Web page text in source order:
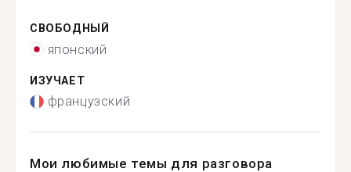
СВОБОДНЫЙ
японский
ИЗУЧАЕТ
французский
Мои любимые темы для разговора